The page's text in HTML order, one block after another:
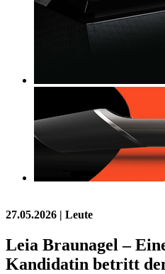
27.05.2026 | Leute
Leia Braunagel –
Kandidatin betritt